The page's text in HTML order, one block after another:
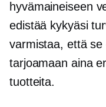
hyvämaineiseen
edistää kykyäsi
varmistaa, että se
tarjoamaan aina
tuotteita.